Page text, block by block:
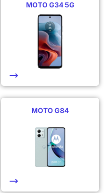
MOTO G34 5G
MOTO G84